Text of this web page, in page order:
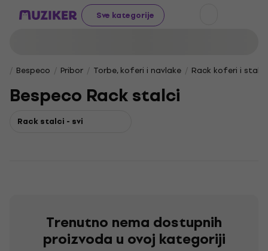
Sve kategorije
Bespeco Pribor Torbe, koferi i navlake Rack koferi i stalci
Bespeco Rack stalci
Rack stalci - svi
Trenutno nema dostupnih
proizvoda u ovoj kategoriji